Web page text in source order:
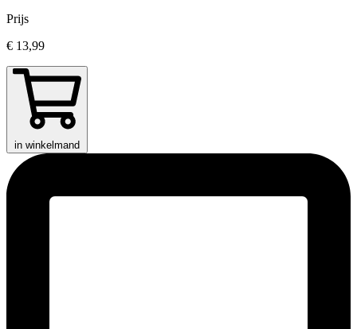
Prijs
€ 13,99
in winkelmand